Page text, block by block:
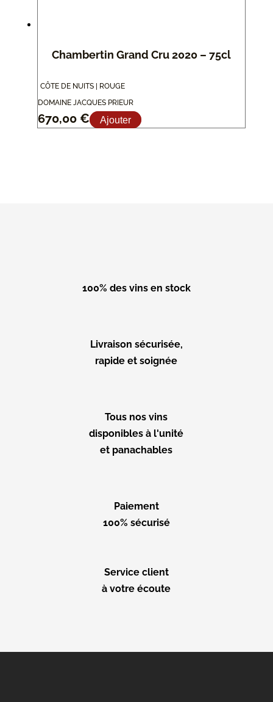
Chambertin Grand Cru 2020 – 75cl
CÔTE DE NUITS | ROUGE
DOMAINE JACQUES PRIEUR
670,00 € Ajouter
100% des vins en stock
Livraison sécurisée,
rapide et soignée
Tous nos vins
disponibles à l'unité
et panachables
Paiement
100% sécurisé
Service client
à votre écoute